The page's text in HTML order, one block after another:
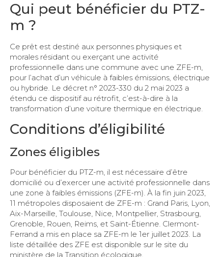
Qui peut bénéficier du PTZ-
m ?
Ce prêt est destiné aux personnes physiques et
morales résidant ou exerçant une activité
professionnelle dans une commune avec une ZFE-m,
pour l’achat d’un véhicule à faibles émissions, électrique
ou hybride. Le décret n° 2023-330 du 2 mai 2023 a
étendu ce dispositif au rétrofit, c’est-à-dire à la
transformation d’une voiture thermique en électrique.
Conditions d’éligibilité
Zones éligibles
Pour bénéficier du PTZ-m, il est nécessaire d’être
domicilié ou d’exercer une activité professionnelle dans
une zone à faibles émissions (ZFE-m). À la fin juin 2023,
11 métropoles disposaient de ZFE-m : Grand Paris, Lyon,
Aix-Marseille, Toulouse, Nice, Montpellier, Strasbourg,
Grenoble, Rouen, Reims, et Saint-Étienne. Clermont-
Ferrand a mis en place sa ZFE-m le 1er juillet 2023. La
liste détaillée des ZFE est disponible sur le site du
ministère de la Transition écologique.